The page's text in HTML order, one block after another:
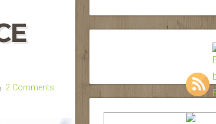
2 Comments